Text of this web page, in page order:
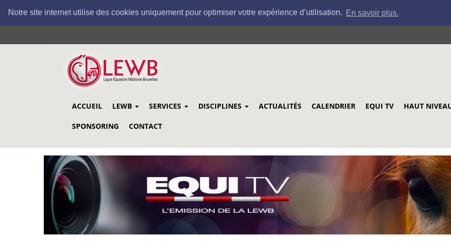
Notre site internet utilise des cookies uniquement pour optimiser votre expérience d’utilisation. En savoir plus.
au
ACCUEIL LEWB SERVICES DISCIPLINES ACTUALITÉS CALENDRIER EQUI TV HAUT
SPONSORING CONTACT